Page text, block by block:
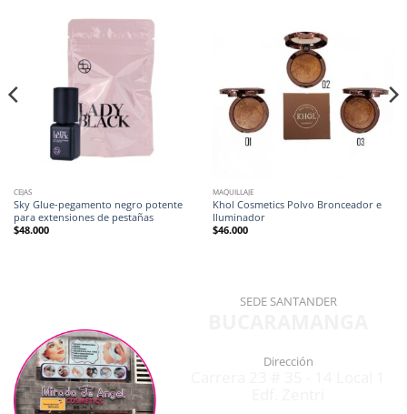
CEJAS
Sky Glue-pegamento negro potente
para extensiones de pestañas
$48.000
MAQUILLAJE
Khol Cosmetics Polvo Bronceador e
Iluminador
$46.000
SEDE SANTANDER
Dirección